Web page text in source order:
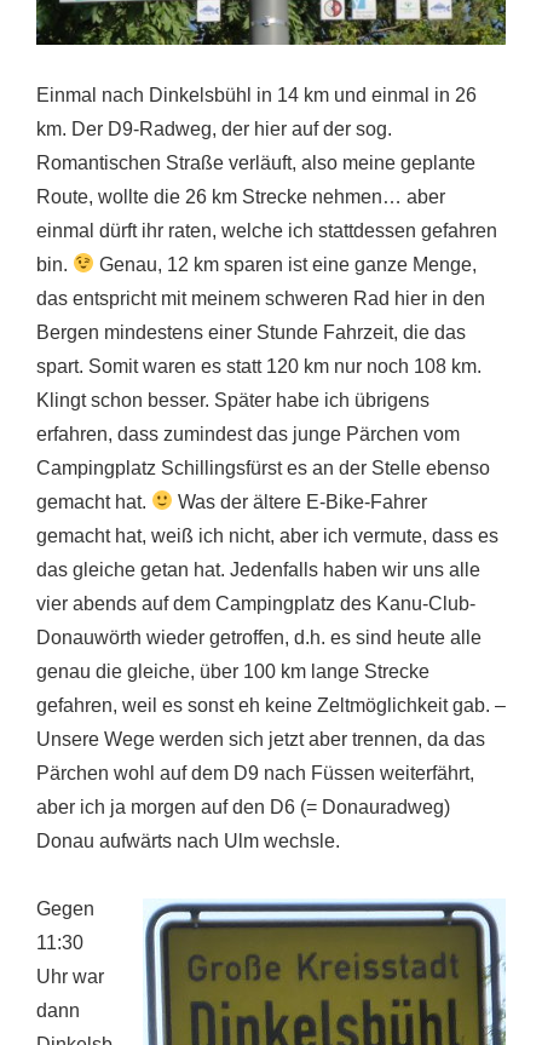
Einmal nach Dinkelsbühl in 14 km und einmal in 26
km. Der D9-Radweg, der hier auf der sog.
Romantischen Straße verläuft, also meine geplante
Route, wollte die 26 km Strecke nehmen… aber
einmal dürft ihr raten, welche ich stattdessen gefahren
bin.
Genau, 12 km sparen ist eine ganze Menge,
das entspricht mit meinem schweren Rad hier in den
Bergen mindestens einer Stunde Fahrzeit, die das
spart. Somit waren es statt 120 km nur noch 108 km.
Klingt schon besser. Später habe ich übrigens
erfahren, dass zumindest das junge Pärchen vom
Campingplatz Schillingsfürst es an der Stelle ebenso
gemacht hat.
Was der ältere E-Bike-Fahrer
gemacht hat, weiß ich nicht, aber ich vermute, dass es
das gleiche getan hat. Jedenfalls haben wir uns alle
vier abends auf dem Campingplatz des Kanu-Club-
Donauwörth wieder getroffen, d.h. es sind heute alle
genau die gleiche, über 100 km lange Strecke
gefahren, weil es sonst eh keine Zeltmöglichkeit gab. –
Unsere Wege werden sich jetzt aber trennen, da das
Pärchen wohl auf dem D9 nach Füssen weiterfährt,
aber ich ja morgen auf den D6 (= Donauradweg)
Donau aufwärts nach Ulm wechsle.
Gegen
11:30
Uhr war
dann